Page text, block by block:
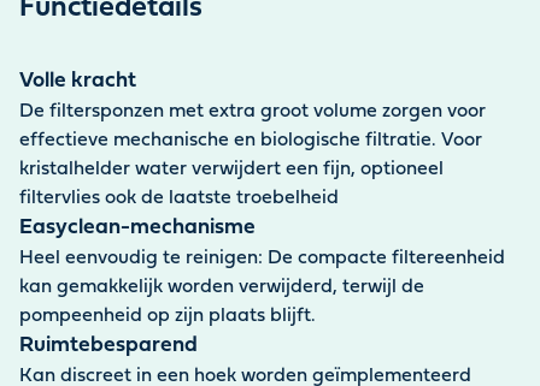
Functiedetails
Volle kracht
De filtersponzen met extra groot volume zorgen voor
effectieve mechanische en biologische filtratie. Voor
kristalhelder water verwijdert een fijn, optioneel
filtervlies ook de laatste troebelheid
Easyclean-mechanisme
Heel eenvoudig te reinigen: De compacte filtereenheid
kan gemakkelijk worden verwijderd, terwijl de
pompeenheid op zijn plaats blijft.
Ruimtebesparend
Kan discreet in een hoek worden geïmplementeerd